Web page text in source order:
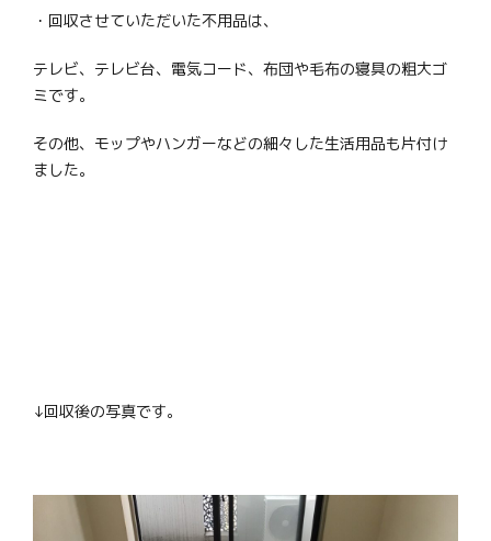
・回収させていただいた不用品は、
テレビ、テレビ台、電気コード、布団や毛布の寝具の粗大ゴ
ミです。
その他、モップやハンガーなどの細々した生活用品も片付け
ました。
↓回収後の写真です。